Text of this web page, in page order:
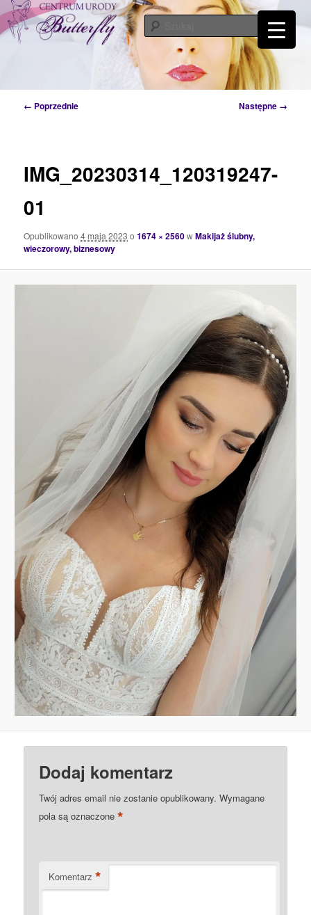
Przeskocz
do
tekstu
Centrum Urody Butterfly – Katowice
Tylko od Ciebie zależy kiedy zaczniesz o siebie dbać. Przyjdź a my Ci w tym
pomożemy…
Nawigacja
← Poprzednie Następne →
IMG_20230314_120319247-
01
Opublikowano4 maja 2023 o1674 × 2560wMakijaż ślubny,
wieczorowy, biznesowy
Dodaj komentarz
Twój adres email nie zostanie opublikowany. Wymagane
pola są oznaczone*
Komentarz *